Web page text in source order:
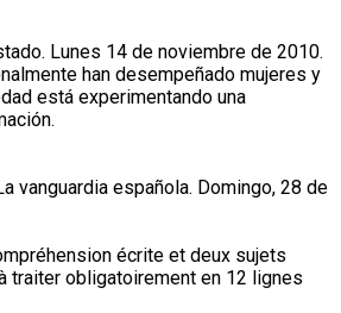
Lunes 14 de noviembre de 2010.
han desempeñado mujeres y
está experimentando una
vanguardia española. Domingo, 28 de
écrite et deux sujets
traiter obligatoirement en 12 lignes